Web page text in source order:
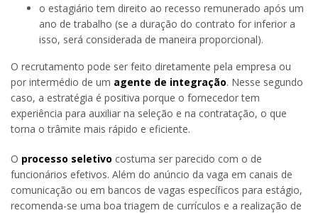
o estagiário tem direito ao recesso remunerado após um
ano de trabalho (se a duração do contrato for inferior a
isso, será considerada de maneira proporcional).
O recrutamento pode ser feito diretamente pela empresa ou
por intermédio de um agente de integração. Nesse segundo
caso, a estratégia é positiva porque o fornecedor tem
experiência para auxiliar na seleção e na contratação, o que
torna o trâmite mais rápido e eficiente.
O processo seletivo costuma ser parecido com o de
funcionários efetivos. Além do anúncio da vaga em canais de
comunicação ou em bancos de vagas específicos para estágio,
recomenda-se uma boa triagem de currículos e a realização de